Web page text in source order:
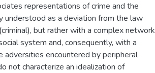
representations of crime and the
understood as a deviation from the law
but rather with a complex network
system and, consequently, with a
encountered by peripheral
not characterize an idealization of